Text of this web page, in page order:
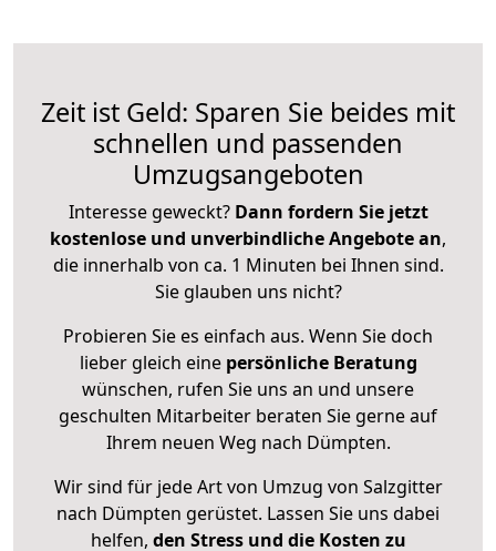
Zeit ist Geld: Sparen Sie beides mit
schnellen und passenden
Umzugsangeboten
Interesse geweckt? Dann fordern Sie jetzt
kostenlose und unverbindliche Angebote an,
die innerhalb von ca. 1 Minuten bei Ihnen sind.
Sie glauben uns nicht?
Probieren Sie es einfach aus. Wenn Sie doch
lieber gleich eine persönliche Beratung
wünschen, rufen Sie uns an und unsere
geschulten Mitarbeiter beraten Sie gerne auf
Ihrem neuen Weg nach Dümpten.
Wir sind für jede Art von Umzug von Salzgitter
nach Dümpten gerüstet. Lassen Sie uns dabei
helfen, den Stress und die Kosten zu